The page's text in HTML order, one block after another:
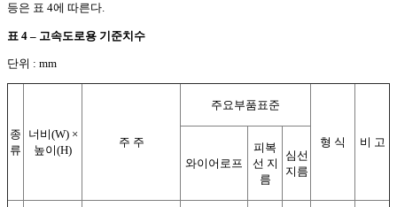
등은 표 4에 따른다.
표 4 – 고속도로용 기준치수
단위 : mm
종
류
너비(W) ×
높이(H)
주 주
주요부품표준
형 식
비 고
와이어로프
피복
선 지
름
심선
지름